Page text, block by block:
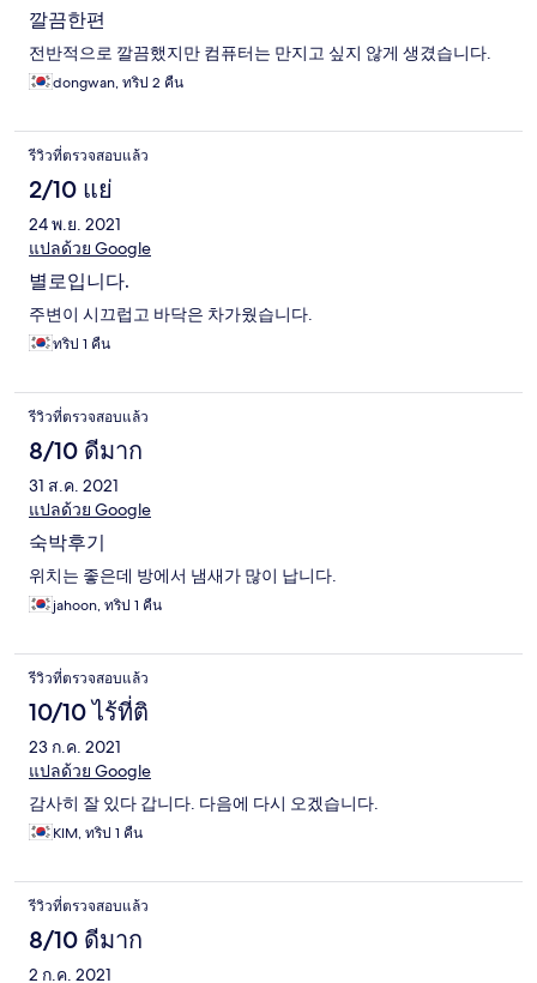
깔끔한편
전반적으로 깔끔했지만 컴퓨터는 만지고 싶지 않게 생겼습니다.
dongwan, ทริป 2 คืน
รีวิวที่ตรวจสอบแล้ว
2/10 แย่
24 พ.ย. 2021
แปลด้วย Google
별로입니다.
주변이 시끄럽고 바닥은 차가웠습니다.
ทริป 1 คืน
รีวิวที่ตรวจสอบแล้ว
8/10 ดีมาก
31 ส.ค. 2021
แปลด้วย Google
숙박후기
위치는 좋은데 방에서 냄새가 많이 납니다.
jahoon, ทริป 1 คืน
รีวิวที่ตรวจสอบแล้ว
10/10 ไร้ที่ติ
23 ก.ค. 2021
แปลด้วย Google
감사히 잘 있다 갑니다. 다음에 다시 오겠습니다.
KIM, ทริป 1 คืน
รีวิวที่ตรวจสอบแล้ว
8/10 ดีมาก
2 ก.ค. 2021